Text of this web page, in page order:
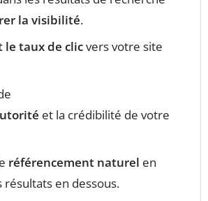
la visibilité.
le taux de clicvers votre site
et la crédibilité de votre
référencement naturel en
résultats en dessous.